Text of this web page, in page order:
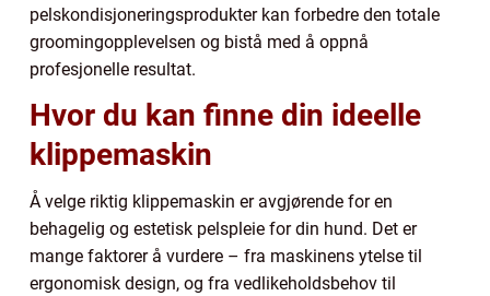
pelskondisjoneringsprodukter kan forbedre den totale
groomingopplevelsen og bistå med å oppnå
profesjonelle resultat.
Hvor du kan finne din ideelle
klippemaskin
Å velge riktig klippemaskin er avgjørende for en
behagelig og estetisk pelspleie for din hund. Det er
mange faktorer å vurdere – fra maskinens ytelse til
ergonomisk design, og fra vedlikeholdsbehov til